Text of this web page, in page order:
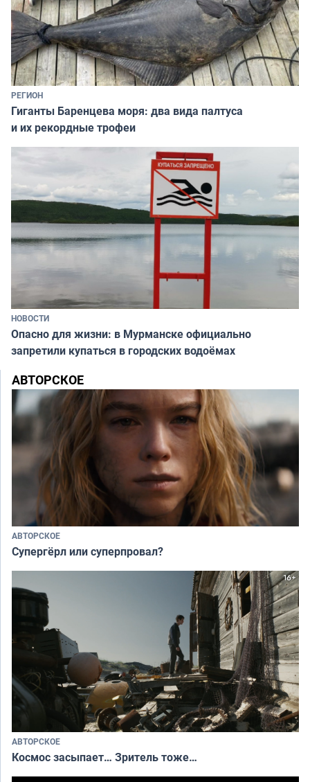
РЕГИОН
Гиганты Баренцева моря: два вида палтуса
и их рекордные трофеи
НОВОСТИ
Опасно для жизни: в Мурманске официально
запретили купаться в городских водоёмах
АВТОРСКОЕ
АВТОРСКОЕ
Супергёрл или суперпровал?
АВТОРСКОЕ
Космос засыпает… Зритель тоже…